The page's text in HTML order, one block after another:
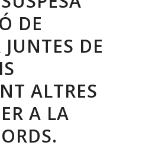
DE
DE
ALTRES
A LA